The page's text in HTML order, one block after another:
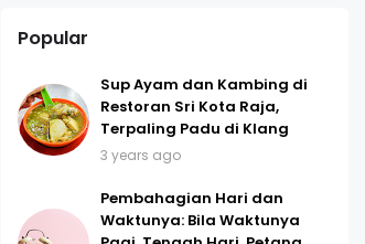
Popular
Sup Ayam dan Kambing di
Restoran Sri Kota Raja,
Terpaling Padu di Klang
3 years ago
Pembahagian Hari dan
Waktunya: Bila Waktunya